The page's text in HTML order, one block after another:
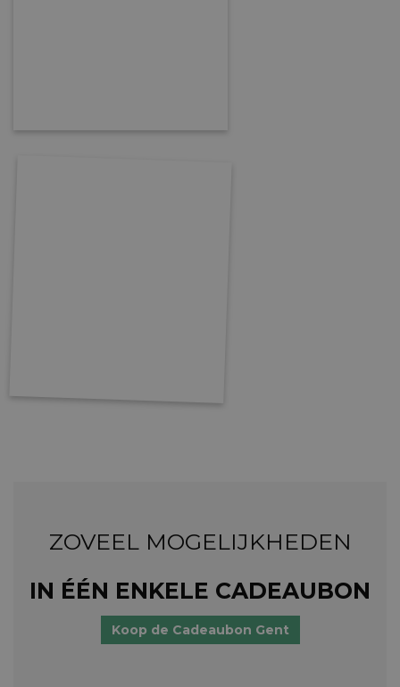
ZOVEEL MOGELIJKHEDEN
IN ÉÉN ENKELE CADEAUBON
Koop de Cadeaubon Gent